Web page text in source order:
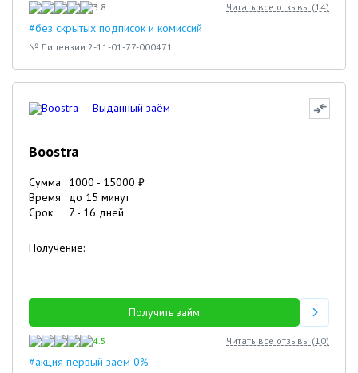
3.8 Читать все отзывы (14)
#без скрытых подписок и комиссий
№ Лицензии 2-11-01-77-000471
Boostra
Сумма 1000 - 15000 ₽
Время
до 15 минут
Срок
7 - 16 дней
Получение:
Получить займ
4.5 Читать все отзывы (10)
#акция первый заем 0%